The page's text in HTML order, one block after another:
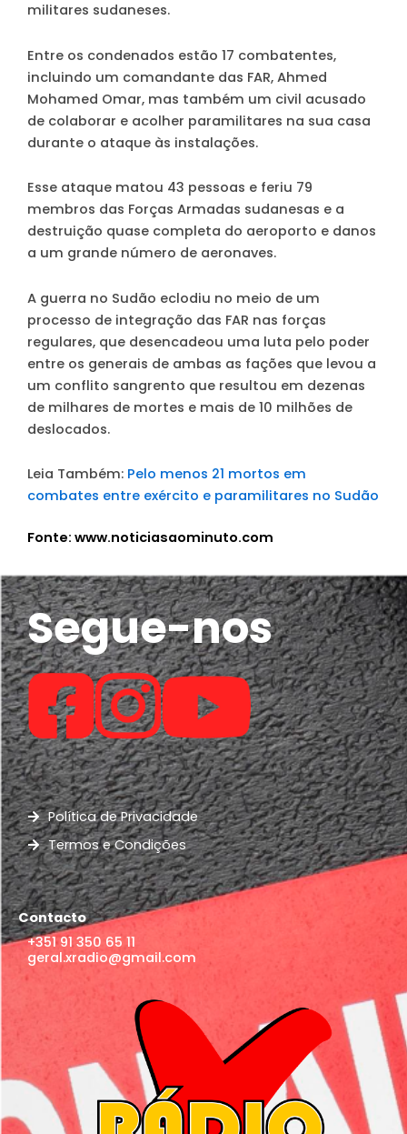
militares sudaneses.
Entre os condenados estão 17 combatentes,
incluindo um comandante das FAR, Ahmed
Mohamed Omar, mas também um civil acusado
de colaborar e acolher paramilitares na sua casa
durante o ataque às instalações.
Esse ataque matou 43 pessoas e feriu 79
membros das Forças Armadas sudanesas e a
destruição quase completa do aeroporto e danos
a um grande número de aeronaves.
A guerra no Sudão eclodiu no meio de um
processo de integração das FAR nas forças
regulares, que desencadeou uma luta pelo poder
entre os generais de ambas as fações que levou a
um conflito sangrento que resultou em dezenas
de milhares de mortes e mais de 10 milhões de
deslocados.
Leia Também: Pelo menos 21 mortos em
combates entre exército e paramilitares no Sudão
Fonte: www.noticiasaominuto.com
Segue-nos
Política de Privacidade
Termos e Condições
Contacto
+351 91 350 65 11
geral.xradio@gmail.com